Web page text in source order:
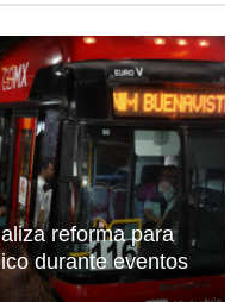
reforma para
durante eventos